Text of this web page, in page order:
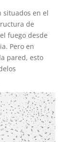
situados en el
de
fuego desde
Pero en
pared, esto